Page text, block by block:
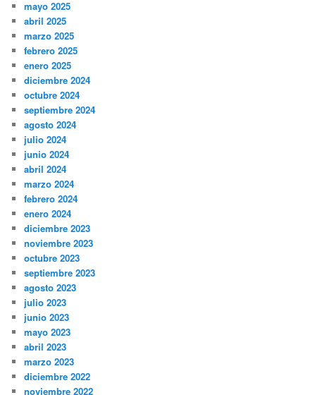
mayo 2025
abril 2025
marzo 2025
febrero 2025
enero 2025
diciembre 2024
octubre 2024
septiembre 2024
agosto 2024
julio 2024
junio 2024
abril 2024
marzo 2024
febrero 2024
enero 2024
diciembre 2023
noviembre 2023
octubre 2023
septiembre 2023
agosto 2023
julio 2023
junio 2023
mayo 2023
abril 2023
marzo 2023
diciembre 2022
noviembre 2022